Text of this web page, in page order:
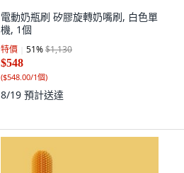
電動奶瓶刷 矽膠旋轉奶嘴刷, 白色單
機, 1個
特價 51%$1,130
$548
($548.00/1個)
8/19 預計送達